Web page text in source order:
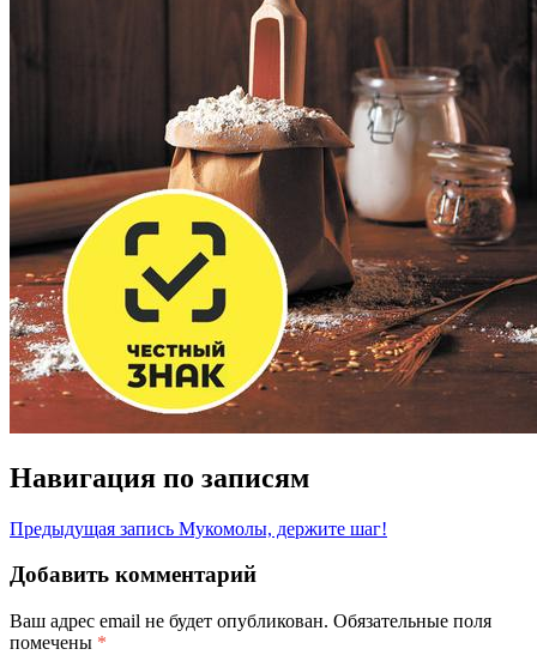
Навигация по записям
Предыдущая запись Мукомолы, держите шаг!
Добавить комментарий
Ваш адрес email не будет опубликован. Обязательные поля
помечены *